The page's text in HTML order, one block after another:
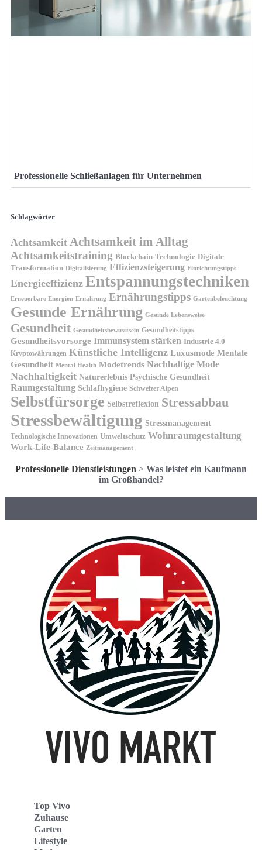
Professionelle Schließanlagen für Unternehmen
Schlagwörter
Achtsamkeit Achtsamkeit im Alltag
Achtsamkeitstraining Blockchain-Technologie Digitale
Transformation Digitalisierung Effizienzsteigerung Einrichtungstipps
Energieeffizienz Entspannungstechniken
Erneuerbare Energien Ernährung Ernährungstipps Gartenbeleuchtung
Gesunde Ernährung Gesunde Lebensweise
Gesundheit Gesundheitsbewusstsein Gesundheitstipps
Gesundheitsvorsorge Immunsystem stärken Industrie 4.0
Kryptowährungen Künstliche Intelligenz Luxusmode Mentale
Gesundheit Mental Health Modetrends Nachhaltige Mode
Nachhaltigkeit Naturerlebnis Psychische Gesundheit
Raumgestaltung Schlafhygiene Schweizer Alpen
Selbstfürsorge Selbstreflexion Stressabbau
Stressbewältigung Stressmanagement
Technologische Innovationen Umweltschutz Wohnraumgestaltung
Work-Life-Balance Zeitmanagement
Professionelle Dienstleistungen > Was leistet ein Kaufmann
im Großhandel?
Top Vivo
Zuhause
Garten
Lifestyle